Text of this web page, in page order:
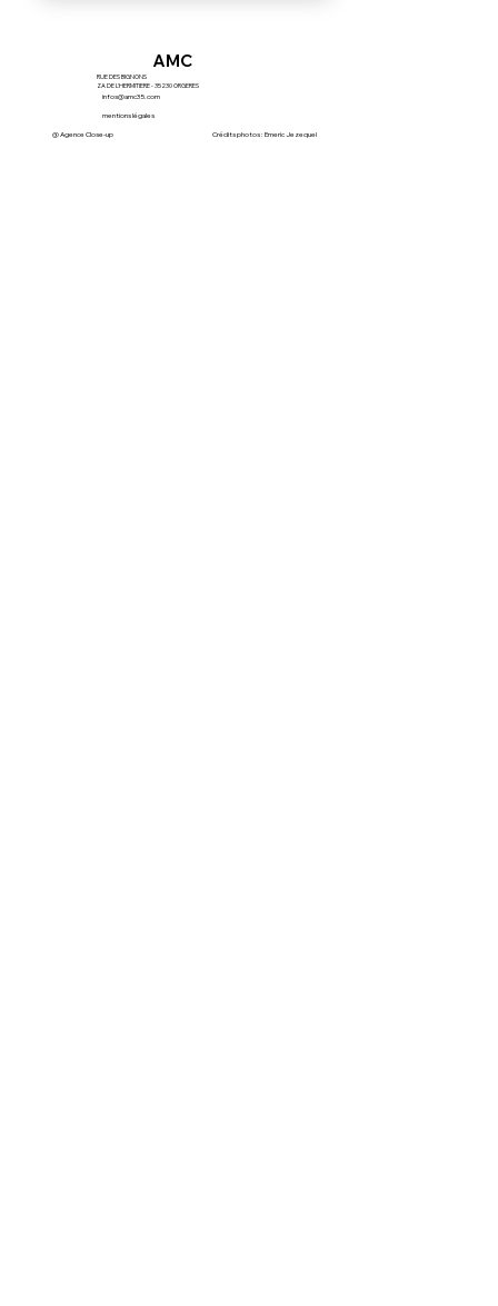
AMC
RUE DES BIGNONS
ZA DE L'HERMITIERE - 35230 ORGERES
infos@amc35.com
mentions légales
@ Agence Close-up Crédits photos : Emeric Jezequel